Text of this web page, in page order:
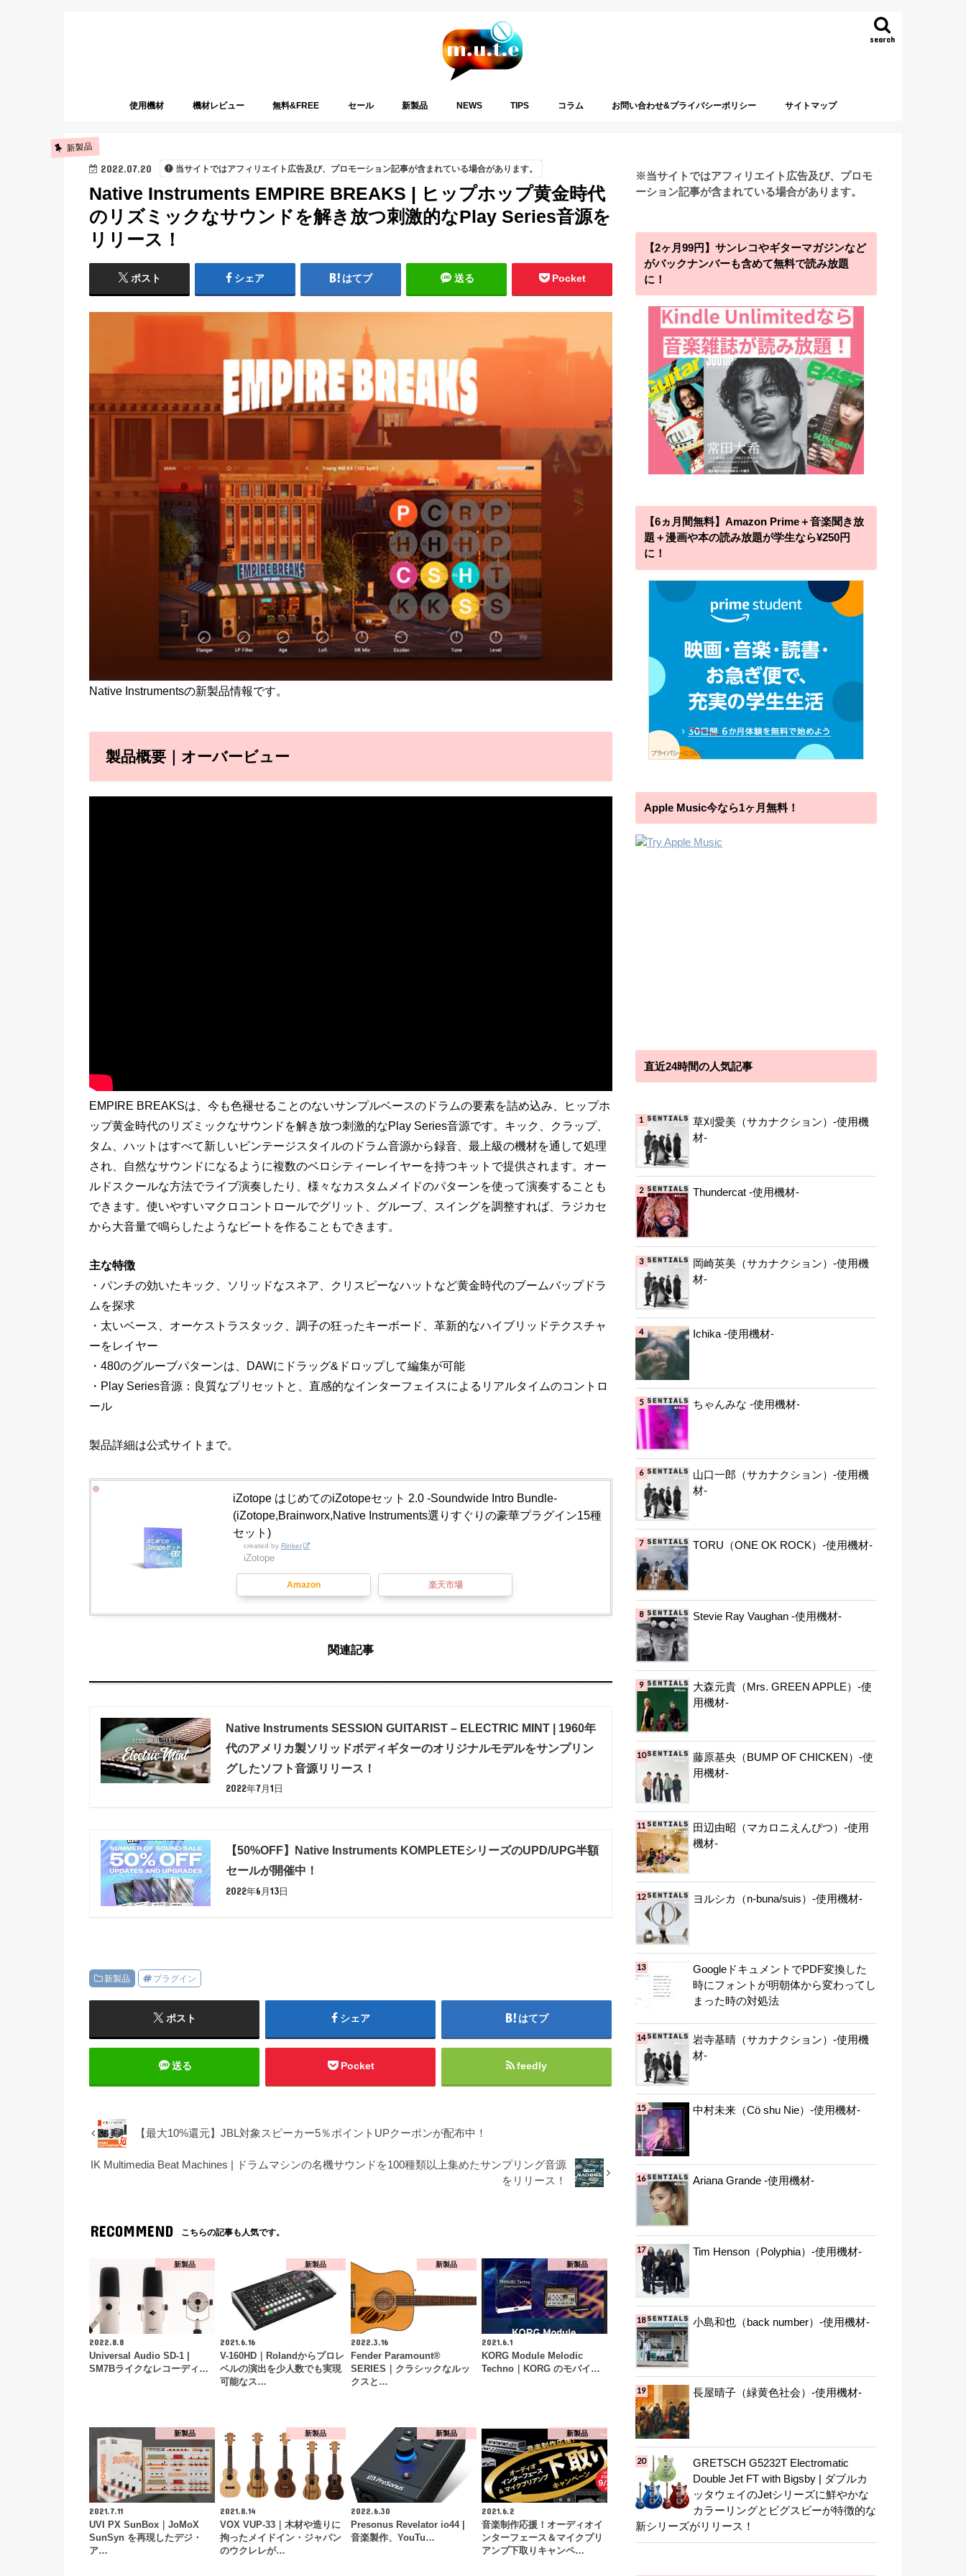
search
使用機材 機材レビュー 無料&FREE セール 新製品 NEWS TIPS コラム お問い合わせ&プライバシーポリシー サイトマップ
新製品
2022.07.20 当サイトではアフィリエイト広告及び、プロモーション記事が含まれている場合があります。
Native Instruments EMPIRE BREAKS | ヒップホップ黄金時代
のリズミックなサウンドを解き放つ刺激的なPlay Series音源を
リリース！
ポスト シェア はてブ 送る Pocket
Native Instrumentsの新製品情報です。
製品概要｜オーバービュー
EMPIRE BREAKSは、今も色褪せることのないサンプルベースのドラムの要素を詰め込み、ヒップホ
ップ黄金時代のリズミックなサウンドを解き放つ刺激的なPlay Series音源です。キック、クラップ、
タム、ハットはすべて新しいビンテージスタイルのドラム音源から録音、最上級の機材を通して処理
され、自然なサウンドになるように複数のベロシティーレイヤーを持つキットで提供されます。オー
ルドスクールな方法でライブ演奏したり、様々なカスタムメイドのパターンを使って演奏することも
できます。使いやすいマクロコントロールでグリット、グルーブ、スイングを調整すれば、ラジカセ
から大音量で鳴らしたようなビートを作ることもできます。
主な特徴
・パンチの効いたキック、ソリッドなスネア、クリスピーなハットなど黄金時代のブームバップドラ
ムを探求
・太いベース、オーケストラスタック、調子の狂ったキーボード、革新的なハイブリッドテクスチャ
ーをレイヤー
・480のグルーブパターンは、DAWにドラッグ&ドロップして編集が可能
・Play Series音源：良質なプリセットと、直感的なインターフェイスによるリアルタイムのコントロ
ール
製品詳細は公式サイトまで。
iZotope はじめてのiZotopeセット 2.0 -Soundwide Intro Bundle-
(iZotope,Brainworx,Native Instruments選りすぐりの豪華プラグイン15種
セット)
created by Rinker
iZotope
Amazon 楽天市場
関連記事
Native Instruments SESSION GUITARIST – ELECTRIC MINT | 1960年
代のアメリカ製ソリッドボディギターのオリジナルモデルをサンプリン
グしたソフト音源リリース！
2022年7月1日
【50%OFF】Native Instruments KOMPLETEシリーズのUPD/UPG半額
セールが開催中！
2022年6月13日
新製品 プラグイン
ポスト シェア はてブ
送る Pocket feedly
【最大10%還元】JBL対象スピーカー5％ポイントUPクーポンが配布中！
IK Multimedia Beat Machines | ドラムマシンの名機サウンドを100種類以上集めたサンプリング音源
をリリース！
RECOMMEND こちらの記事も人気です。
新製品
2022.8.8
Universal Audio SD-1 |
SM7Bライクなレコーディ…
新製品
2021.6.16
V-160HD｜Rolandからプロレ
ベルの演出を少人数でも実現
可能なス…
新製品
2022.3.16
Fender Paramount®
SERIES｜クラシックなルッ
クスと…
新製品
2021.6.1
KORG Module Melodic
Techno｜KORG のモバイ…
新製品
2021.7.11
UVI PX SunBox｜JoMoX
SunSyn を再現したデジ・
ア…
新製品
2021.8.14
VOX VUP-33｜木材や造りに
拘ったメイドイン・ジャパン
のウクレレが…
新製品
2022.6.30
Presonus Revelator io44 |
音楽製作、YouTu…
新製品
2021.6.2
音楽制作応援！オーディオイ
ンターフェース＆マイクプリ
アンプ下取りキャンペ…
※当サイトではアフィリエイト広告及び、プロモ
ーション記事が含まれている場合があります。
【2ヶ月99円】サンレコやギターマガジンなど
がバックナンバーも含めて無料で読み放題
に！
【6ヵ月間無料】Amazon Prime＋音楽聞き放
題＋漫画や本の読み放題が学生なら¥250円
に！
Apple Music今なら1ヶ月無料！
直近24時間の人気記事
草刈愛美（サカナクション）-使用機
材-
Thundercat -使用機材-
岡崎英美（サカナクション）-使用機
材-
Ichika -使用機材-
ちゃんみな -使用機材-
山口一郎（サカナクション）-使用機
材-
TORU（ONE OK ROCK）-使用機材-
Stevie Ray Vaughan -使用機材-
大森元貴（Mrs. GREEN APPLE）-使
用機材-
藤原基央（BUMP OF CHICKEN）-使
用機材-
田辺由昭（マカロニえんぴつ）-使用
機材-
ヨルシカ（n-buna/suis）-使用機材-
GoogleドキュメントでPDF変換した
時にフォントが明朝体から変わってし
まった時の対処法
岩寺基晴（サカナクション）-使用機
材-
中村未来（Cö shu Nie）-使用機材-
Ariana Grande -使用機材-
Tim Henson（Polyphia）-使用機材-
小島和也（back number）-使用機材-
長屋晴子（緑黄色社会）-使用機材-
GRETSCH G5232T Electromatic
Double Jet FT with Bigsby | ダブルカ
ッタウェイのJetシリーズに鮮やかな
カラーリングとビグスビーが特徴的な
新シリーズがリリース！